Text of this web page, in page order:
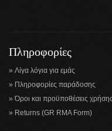
Πληροφορίες
Λίγα λόγια για εμάς
Πληροφορίες παράδοσης
Όροι και προϋποθέσεις χρήσης
Returns (GR RMA Form)